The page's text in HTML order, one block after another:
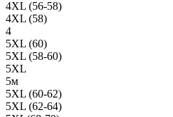
4XL (56-58)
4XL (58)
4
5XL (60)
5XL (58-60)
5XL
5м
5XL (60-62)
5XL (62-64)